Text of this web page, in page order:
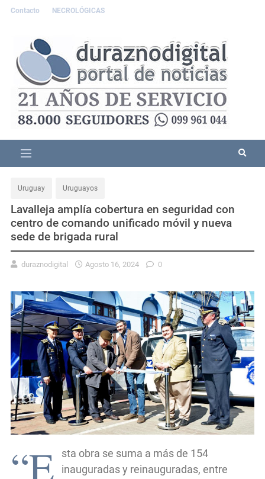
Contacto NECROLÓGICAS
Uruguay Uruguayos
Lavalleja amplía cobertura en seguridad con
centro de comando unificado móvil y nueva
sede de brigada rural
duraznodigital Agosto 16, 2024 0
“E
sta obra se suma a más de 154
inauguradas y reinauguradas, entre